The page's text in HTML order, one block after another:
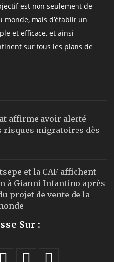
est non seulement de
monde, mais d’établir un
et efficace, et ainsi
sur tous les plans de
affirme avoir alerté
risques migratoires dès
et la CAF affichent
à Gianni Infantino après
projet de vente de la
Sur :